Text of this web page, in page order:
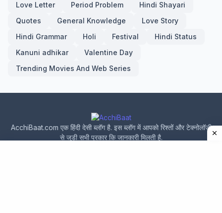
Love Letter
Period Problem
Hindi Shayari
Quotes
General Knowledge
Love Story
Hindi Grammar
Holi Festival
Hindi Status
Kanuni adhikar
Valentine Day
Trending Movies And Web Series
AcchiBaat.com एक हिंदी देसी ब्लॉग है. इस ब्लॉग में आपको रिश्तों और टेक्नोलॉजी
से जुड़ी सभी प्रकार कि जानकारी मिलती है.